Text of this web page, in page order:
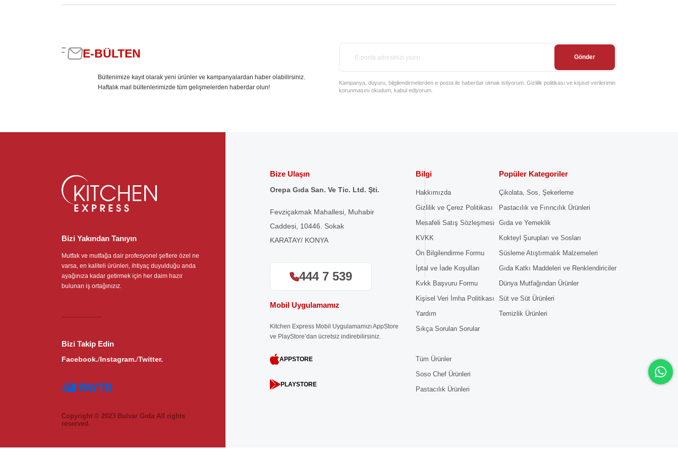
E-BÜLTEN
Bültenimize kayıt olarak yeni ürünler ve kampanyalardan haber olabilirsiniz.
Haftalık mail bültenlerimizde tüm gelişmelerden haberdar olun!
Gönder
Kampanya, duyuru, bilgilendirmelerden e-posta ile haberdar olmak istiyorum. Gizlilik politikası ve kişisel verilerimin
korunmasını okudum, kabul ediyorum.
Bizi Yakından Tanıyın
Mutfak ve mutfağa dair profesyonel şeflere özel ne
varsa, en kaliteli ürünleri, ihtiyaç duyulduğu anda
ayağınıza kadar getirmek için her daim hazır
bulunan iş ortağınızız.
Bizi Takip Edin
Facebook./Instagram./Twitter.
Copyright © 2023 Bulvar Gıda All rights
reserved.
Bize Ulaşın
Orepa Gıda San. Ve Tic. Ltd. Şti.
Fevziçakmak Mahallesi, Muhabir
Caddesi, 10446. Sokak
KARATAY/ KONYA
444 7 539
Mobil Uygulamamız
Kitchen Express Mobil Uygulamamızı AppStore
ve PlayStore’dan ücretsiz indirebilirsiniz.
APPSTORE
PLAYSTORE
Bilgi
Hakkımızda
Gizlilik ve Çerez Politikası
Mesafeli Satış Sözleşmesi
KVKK
Ön Bilgilendirme Formu
İptal ve İade Koşulları
Kvkk Başvuru Formu
Kişisel Veri İmha Politikası
Yardım
Sıkça Sorulan Sorular
Tüm Ürünler
Soso Chef Ürünleri
Pastacılık Ürünleri
Popüler Kategoriler
Çikolata, Sos, Şekerleme
Pastacılık ve Fırıncılık Ürünleri
Gıda ve Yemeklik
Kokteyl Şurupları ve Sosları
Süsleme Atıştırmalık Malzemeleri
Gıda Katkı Maddeleri ve Renklendiriciler
Dünya Mutfağından Ürünler
Süt ve Süt Ürünleri
Temizlik Ürünleri